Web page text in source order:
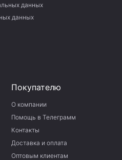
данных
данных
Покупателю
О компании
Помощь в Телеграмм
Контакты
Доставка и оплата
Оптовым клиентам